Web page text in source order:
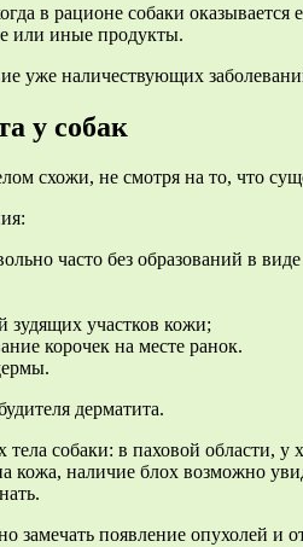
в рационе собаки
или иные продукты.
уже наличествующих
у собак
схожи, не смотря на то, что
часто без образований в
зудящих участков кожи;
корочек на месте ранок.
дерматита.
собаки: в паховой области,
кожа, наличие блох возможно
появление опухолей и